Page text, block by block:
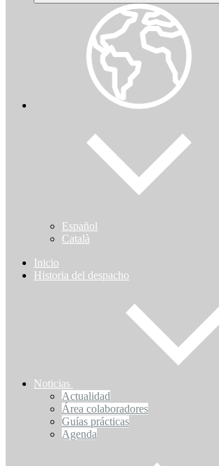
Español
Català
Inicio
Historia del despacho
Noticias
Actualidad
Área colaboradores
Guías prácticas
Agenda